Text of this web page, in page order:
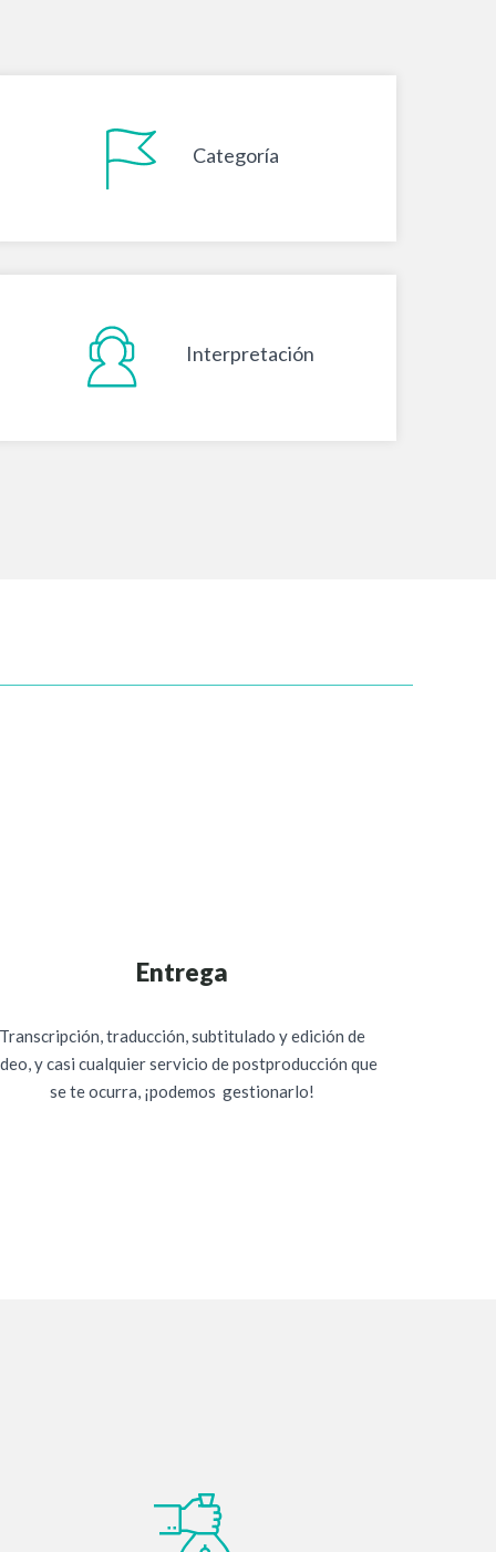
Categoría
Interpretación
Entrega
Transcripción, traducción, subtitulado y edición de
y casi cualquier servicio de postproducción que
se te ocurra, ¡podemos gestionarlo!